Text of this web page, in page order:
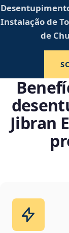
Instalação de
de
Jibran